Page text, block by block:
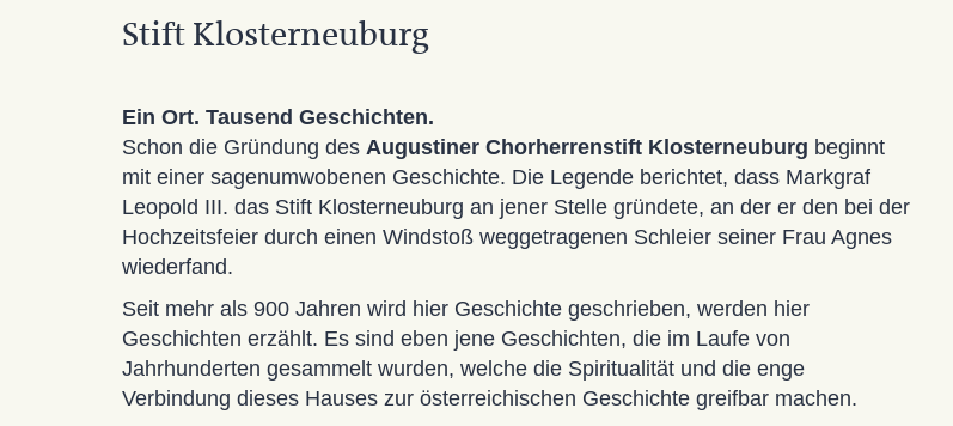
Stift Klosterneuburg
Ein Ort. Tausend Geschichten.
Schon die Gründung des Augustiner Chorherrenstift Klosterneuburg beginnt
mit einer sagenumwobenen Geschichte. Die Legende berichtet, dass Markgraf
Leopold III. das Stift Klosterneuburg an jener Stelle gründete, an der er den bei der
Hochzeitsfeier durch einen Windstoß weggetragenen Schleier seiner Frau Agnes
wiederfand.
Seit mehr als 900 Jahren wird hier Geschichte geschrieben, werden hier
Geschichten erzählt. Es sind eben jene Geschichten, die im Laufe von
Jahrhunderten gesammelt wurden, welche die Spiritualität und die enge
Verbindung dieses Hauses zur österreichischen Geschichte greifbar machen.